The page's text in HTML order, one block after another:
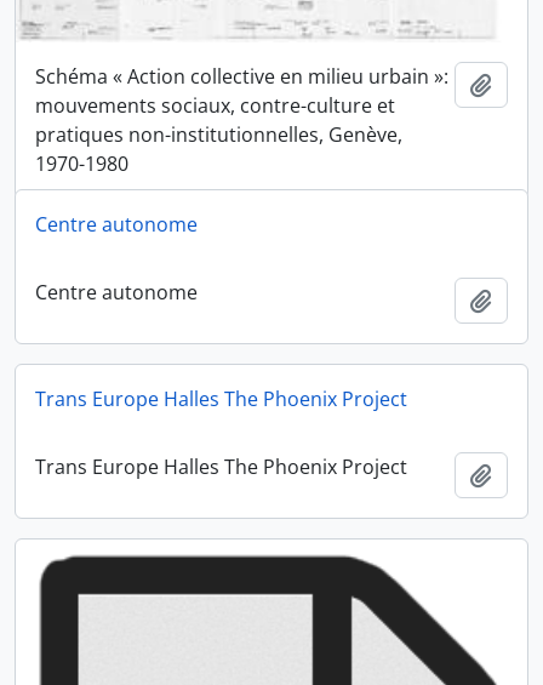
Schéma « Action collective en milieu urbain »:
mouvements sociaux, contre-culture et
pratiques non-institutionnelles, Genève,
1970-1980
Centre autonome
Centre autonome
Trans Europe Halles The Phoenix Project
Trans Europe Halles The Phoenix Project